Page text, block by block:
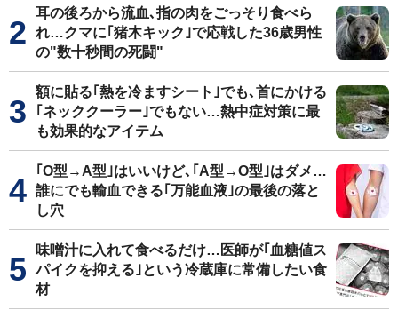
耳の後ろから流血､指の肉をごっそり食べら
れ…クマに｢猪木キック｣で応戦した36歳男性
の"数十秒間の死闘"
額に貼る｢熱を冷ますシート｣でも､首にかける
｢ネッククーラー｣でもない…熱中症対策に最
も効果的なアイテム
｢O型→A型｣はいいけど､｢A型→O型｣はダメ…
誰にでも輸血できる｢万能血液｣の最後の落と
し穴
味噌汁に入れて食べるだけ…医師が｢血糖値ス
パイクを抑える｣という冷蔵庫に常備したい食
材